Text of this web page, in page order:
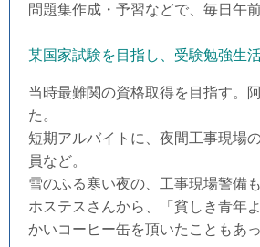
問題集作成・予習などで、毎日午
某国家試験を目指し、受験勉強生
当時最難関の資格取得を目指す。
た。
短期アルバイトに、夜間工事現場
員など。
雪のふる寒い夜の、工事現場警備
ホステスさんから、「貧しき青年
かいコーヒー缶を頂いたこともあっ